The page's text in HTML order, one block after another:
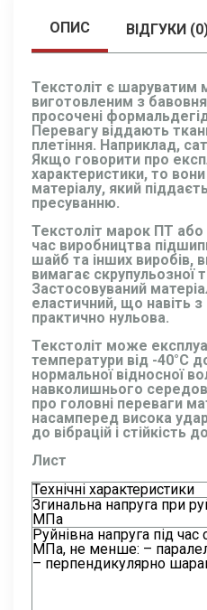
ОПИС ВІДГУКИ
Текстоліт є шаруватим
виготовленим з
просочені
Перевагу віддають
плетіння. Наприклад,
Якщо говорити про
характеристики, то
матеріалу, який
пресуванню.
Текстоліт марок ПТ або
час виробництва
шайб та інших виробів,
вимагає скрупульозної
Застосовуваний
еластичний, що навіть
практично нульова.
Текстоліт може
температури від -40°С
нормальної відносної
навколишнього
про головні переваги
насамперед висока
до вібрацій і стійкість
Лист
Технічні характеристики
Згинальна напруга при
МПа
Руйнівна напруга під час
МПа, не менше: –
– перпендикулярно